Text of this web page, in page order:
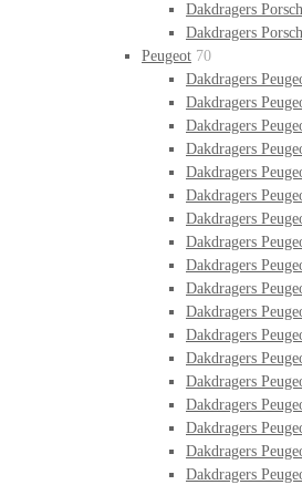
Dakdragers
Dakdragers
Peugeot 70
Dakdragers
Dakdragers
Dakdragers
Dakdragers
Dakdragers
Dakdragers
Dakdragers
Dakdragers
Dakdragers
Dakdragers
Dakdragers
Dakdragers
Dakdragers
Dakdragers
Dakdragers
Dakdragers
Dakdragers
Dakdragers